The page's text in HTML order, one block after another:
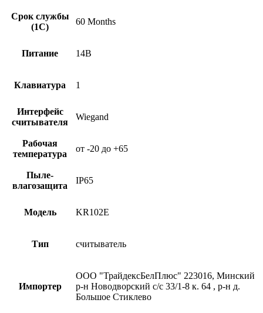
Срок службы
(1С)
60 Months
Питание 14В
Клавиатура 1
Интерфейс
считывателя
Wiegand
Рабочая
температура
от -20 до +65
Пыле-
влагозащита
IP65
Модель KR102E
Тип считыватель
Импортер
ООО "ТрайдексБелПлюс" 223016, Минский
р-н Новодворский с/с 33/1-8 к. 64 , р-н д.
Большое Стиклево